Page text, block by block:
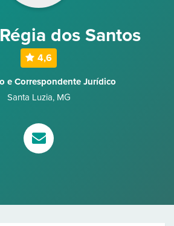
dos Santos
4,6
e Correspondente Jurídico
Santa Luzia, MG